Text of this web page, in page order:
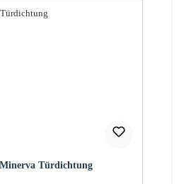
Türdichtung